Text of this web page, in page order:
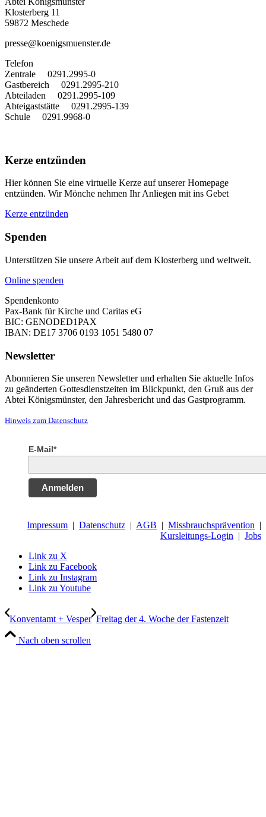
Klosterberg 11
59872 Meschede
presse@koenigsmuenster.de
Telefon
Zentrale 0291.2995-0
Gastbereich 0291.2995-210
Abteiladen 0291.2995-109
Abteigaststätte 0291.2995-139
Schule 0291.9968-0
Kerze entzünden
Hier können Sie eine virtuelle Kerze auf unserer Homepage
entzünden. Wir Mönche nehmen Ihr Anliegen mit ins Gebet
Kerze entzünden
Spenden
Unterstützen Sie unsere Arbeit auf dem Klosterberg und weltweit.
Online spenden
Spendenkonto
Pax-Bank für Kirche und Caritas eG
BIC: GENODED1PAX
IBAN: DE17 3706 0193 1051 5480 07
Newsletter
Abonnieren Sie unseren Newsletter und erhalten Sie aktuelle Infos
zu geänderten Gottesdienstzeiten im Blickpunkt, den Gruß aus der
Abtei Königsmünster, den Jahresbericht und das Gastprogramm.
Hinweis zum Datenschutz
E-Mail*
Anmelden
Impressum | Datenschutz | AGB | Missbrauchsprävention |
Kursleitungs-Login | Jobs
Link zu X
Link zu Facebook
Link zu Instagram
Link zu Youtube
Konventamt + Vesper Freitag der 4. Woche der Fastenzeit
Nach oben scrollen